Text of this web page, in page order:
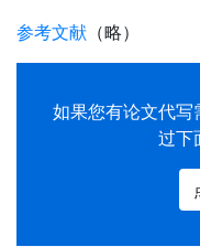
参考文献 （略）
如果您有论文代写
过下